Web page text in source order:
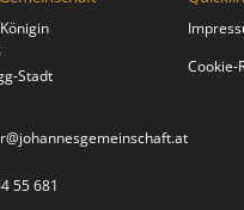
Stadt
55 681
Cookie-